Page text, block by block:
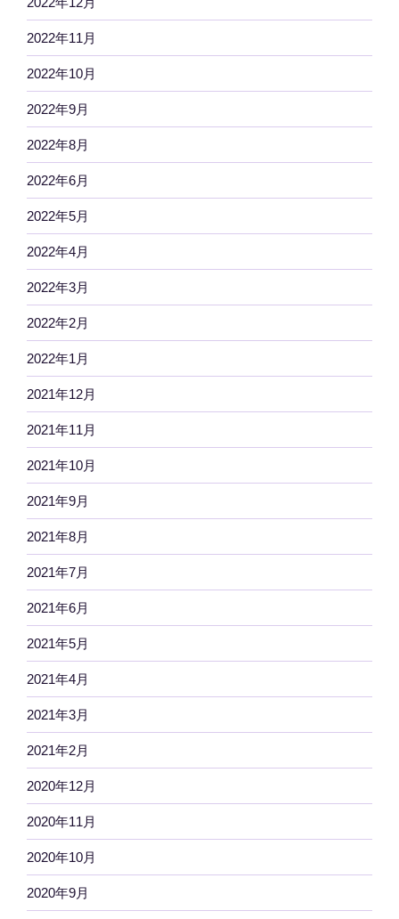
2022年11月
2022年10月
2022年9月
2022年8月
2022年6月
2022年5月
2022年4月
2022年3月
2022年2月
2022年1月
2021年12月
2021年11月
2021年10月
2021年9月
2021年8月
2021年7月
2021年6月
2021年5月
2021年4月
2021年3月
2021年2月
2020年12月
2020年11月
2020年10月
2020年9月